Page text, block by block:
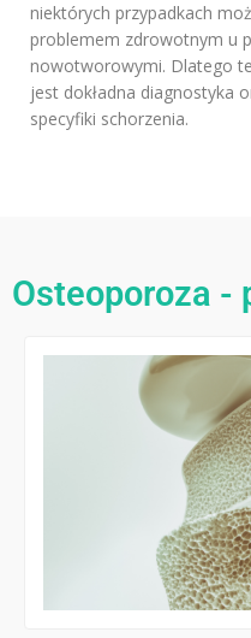
niektórych przypadkach
problemem zdrowotnym u
nowotworowymi. Dlatego
jest dokładna diagnostyka
specyfiki schorzenia.
Osteoporoza -